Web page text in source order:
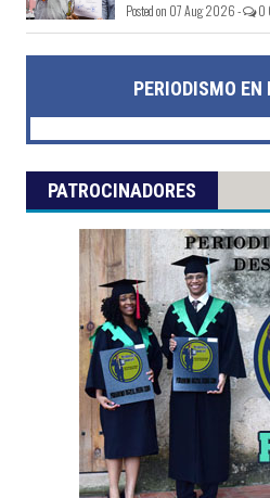
Posted on 07 Aug 2026 - 0
PERIODISMO EN
PATROCINADORES